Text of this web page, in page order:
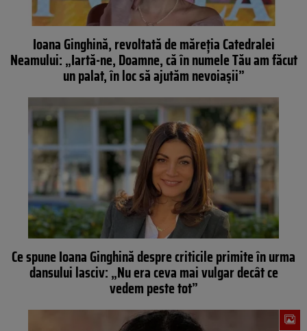
Ioana Ginghină, revoltată de măreția Catedralei
Neamului: „Iartă-ne, Doamne, că în numele Tău am făcut
un palat, în loc să ajutăm nevoiașii”
Ce spune Ioana Ginghină despre criticile primite în urma
dansului lasciv: „Nu era ceva mai vulgar decât ce
vedem peste tot”